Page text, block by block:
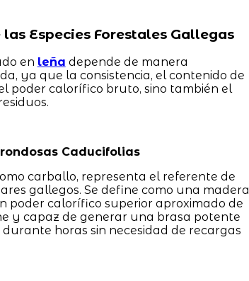
Especies Forestales Gallegas
en leña depende de manera
ya que la consistencia, el contenido de
poder calorífico bruto, sino también el
Caducifolias
carballo, representa el referente de
gallegos. Se define como una madera
poder calorífico superior aproximado de
y capaz de generar una brasa potente
horas sin necesidad de recargas